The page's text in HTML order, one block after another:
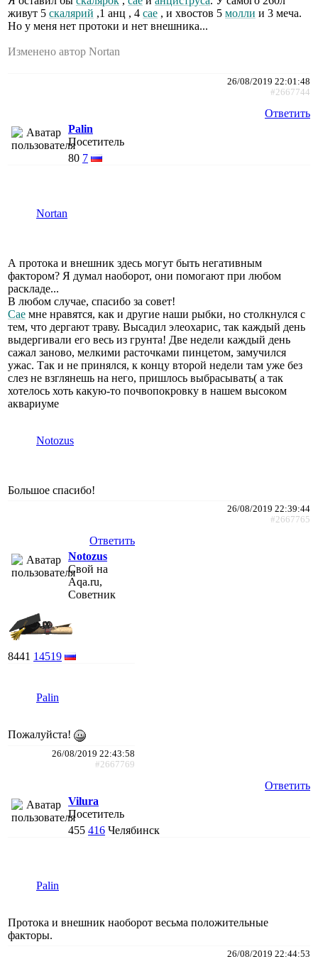
живут 5 скалярий ,1 анц , 4 сае , и хвостов 5 молли и 3 меча.
Но у меня нет протоки и нет внешника...
Изменено автор Nortan
26/08/2019 22:01:48
#2667744
Ответить
Palin
Посетитель
80 7
Nortan
А протока и внешник здесь могут быть негативным
фактором? Я думал наоборот, они помогают при любом
раскладе...
В любом случае, спасибо за совет!
Сае мне нравятся, как и другие наши рыбки, но столкнулся с
тем, что дергают траву. Высадил элеохарис, так каждый день
выдергивали его весь из грунта! Две недели каждый день
сажал заново, мелкими расточками пинцетом, замучился
ужас. Так и не принялся, к концу второй недели там уже без
слез не взглянешь на него, пришлось выбрасывать( а так
хотелось хоть какую-то почвопокровку в нашем высоком
аквариуме
Notozus
Большое спасибо!
26/08/2019 22:39:44
#2667765
Ответить
Notozus
Свой на
Aqa.ru,
Советник
8441 14519
Palin
Пожалуйста!
26/08/2019 22:43:58
#2667769
Ответить
Vilura
Посетитель
455 416 Челябинск
Palin
Протока и внешник наоборот весьма положительные
факторы.
26/08/2019 22:44:53